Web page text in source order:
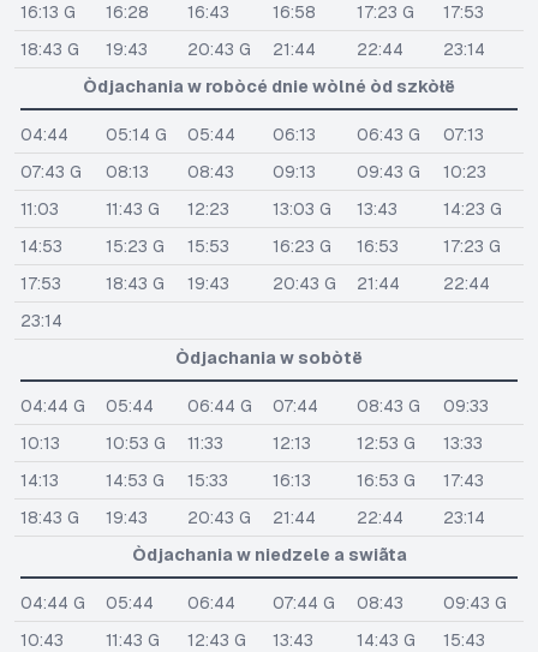
16:13 G
16:28 16:43 16:58 17:23 G
17:53
18:43 G
19:43 20:43 G 21:44 22:44
23:14
Òdjachania w robòcé dnie wòlné òd szkòłë
04:44 05:14 G 05:44 06:13 06:43 G
07:13
07:43 G
08:13 08:43 09:13 09:43 G
10:23
11:03
11:43 G 12:23 13:03 G 13:43
14:23 G
14:53
15:23 G 15:53 16:23 G 16:53
17:23 G
17:53
18:43 G 19:43 20:43 G 21:44
22:44
23:14
Òdjachania w sobòtë
04:44 G 05:44 06:44 G 07:44 08:43 G
09:33
10:13
10:53 G 11:33 12:13 12:53 G
13:33
14:13
14:53 G 15:33 16:13 16:53 G
17:43
18:43 G
19:43 20:43 G 21:44 22:44
23:14
Òdjachania w niedzele a swiãta
04:44 G 05:44 06:44 07:44 G 08:43
09:43 G
10:43
11:43 G 12:43 G 13:43 14:43 G
15:43